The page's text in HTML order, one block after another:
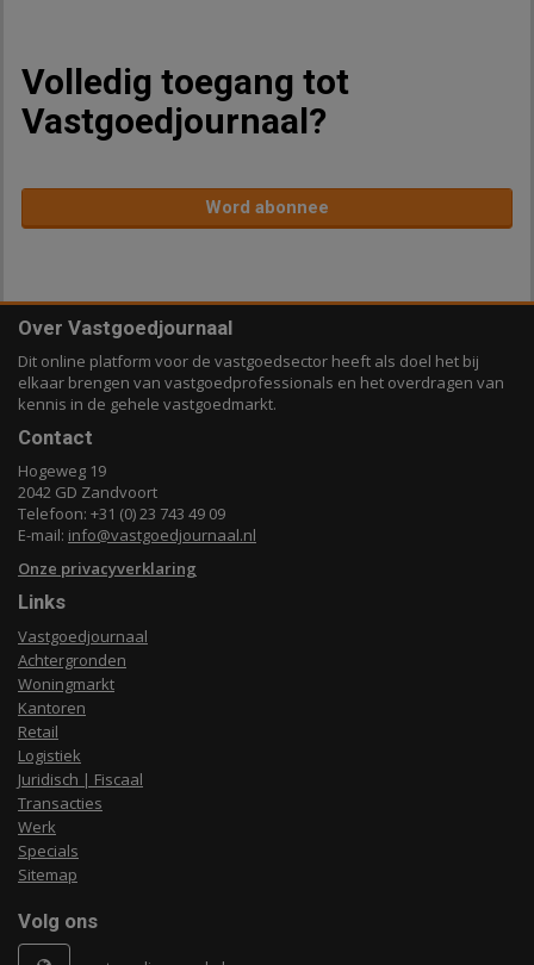
Volledig toegang tot
Vastgoedjournaal?
Word abonnee
Over Vastgoedjournaal
Dit online platform voor de vastgoedsector heeft als doel het bij
elkaar brengen van vastgoedprofessionals en het overdragen van
kennis in de gehele vastgoedmarkt.
Contact
Hogeweg 19
2042 GD Zandvoort
Telefoon: +31 (0) 23 743 49 09
E-mail: info@vastgoedjournaal.nl
Onze privacyverklaring
Links
Vastgoedjournaal
Achtergronden
Woningmarkt
Kantoren
Retail
Logistiek
Juridisch | Fiscaal
Transacties
Werk
Specials
Sitemap
Volg ons